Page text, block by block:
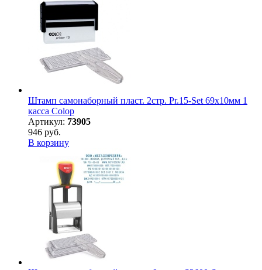
Штамп самонаборный пласт. 2стр. Pr.15-Set 69х10мм 1
касса Colop
Артикул: 73905
946 руб.
В корзину